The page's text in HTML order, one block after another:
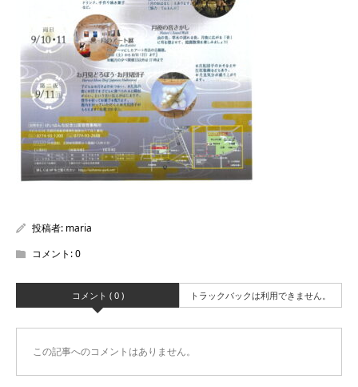
投稿者: maria
コメント:0
コメント ( 0 ) トラックバックは利用できません。
この記事へのコメントはありません。